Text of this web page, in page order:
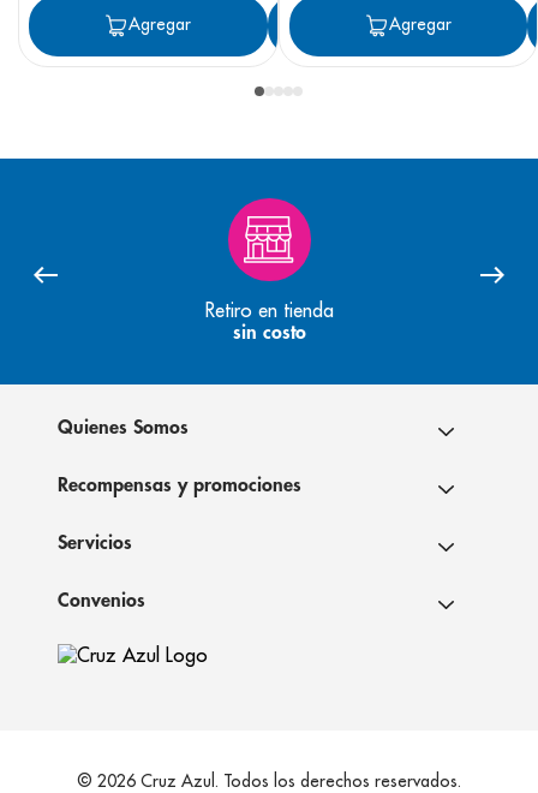
Agregar Agregar
Agregar
Retiro en tienda
sin costo
Quienes Somos
Recompensas y promociones
Servicios
Convenios
© 2026 Cruz Azul. Todos los derechos reservados.